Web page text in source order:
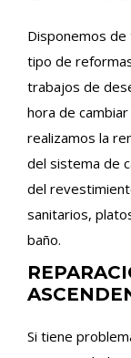
Disponemos
tipo de
trabajos de
hora de
realizamos la
del sistema de
del
sanitarios,
baño.
Si tiene